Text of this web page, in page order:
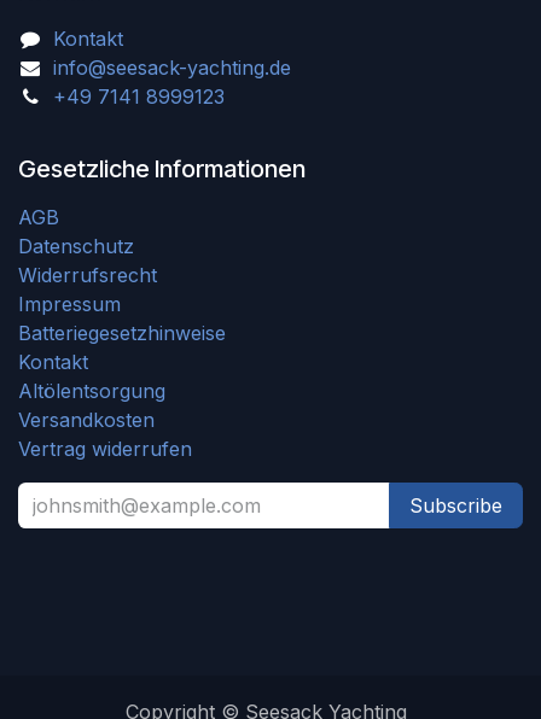
Kontakt
info@seesack-yachting.de
+49 7141 8999123
Gesetzliche Informationen
AGB
Datenschutz
Widerrufsrecht
Impressum
Batteriegesetzhinweise
Kontakt
Altölentsorgung
Versandkosten
Vertrag widerrufen
Subscribe
Copyright © Seesack Yachting